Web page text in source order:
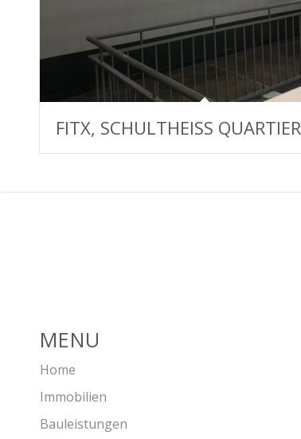
FITX, SCHULTHEISS QUARTIER
MENU
Home
Immobilien
Bauleistungen